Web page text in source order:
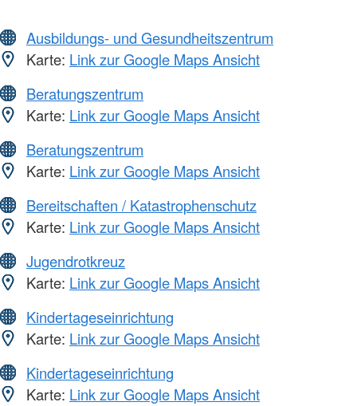
Ausbildungs- und Gesundheitszentrum
Karte: Link zur Google Maps Ansicht
Beratungszentrum
Karte: Link zur Google Maps Ansicht
Beratungszentrum
Karte: Link zur Google Maps Ansicht
Bereitschaften / Katastrophenschutz
Karte: Link zur Google Maps Ansicht
Jugendrotkreuz
Karte: Link zur Google Maps Ansicht
Kindertageseinrichtung
Karte: Link zur Google Maps Ansicht
Kindertageseinrichtung
Karte: Link zur Google Maps Ansicht